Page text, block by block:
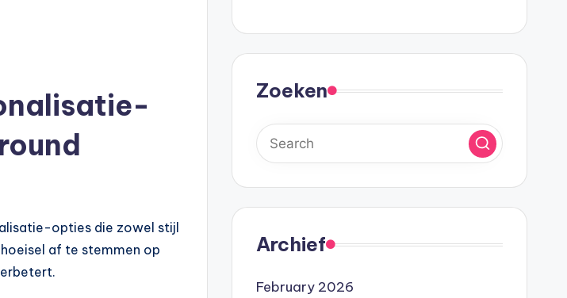
opties die zowel stijl
af te stemmen op
Zoeken
Archief
February 2026